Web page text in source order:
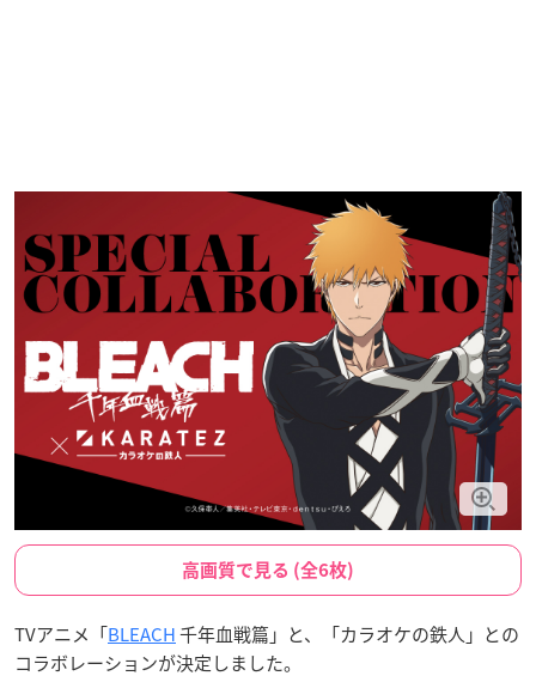
高画質で見る (全6枚)
TVアニメ「BLEACH千年血戦篇」と、「カラオケの鉄人」との
コラボレーションが決定しました。